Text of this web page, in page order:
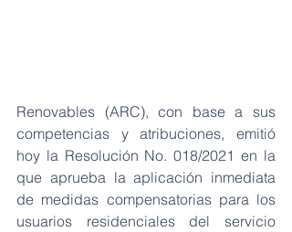
Renovables (ARC), con base a sus
competencias y atribuciones, emitió
hoy la Resolución No. 018/2021 en la
que aprueba la aplicación inmediata
de medidas compensatorias para los
usuarios residenciales del servicio